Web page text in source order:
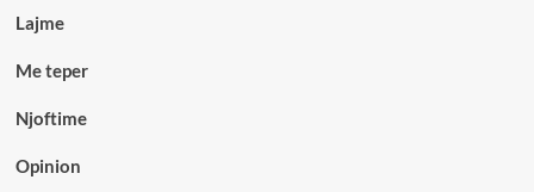
Lajme
Me teper
Njoftime
Opinion